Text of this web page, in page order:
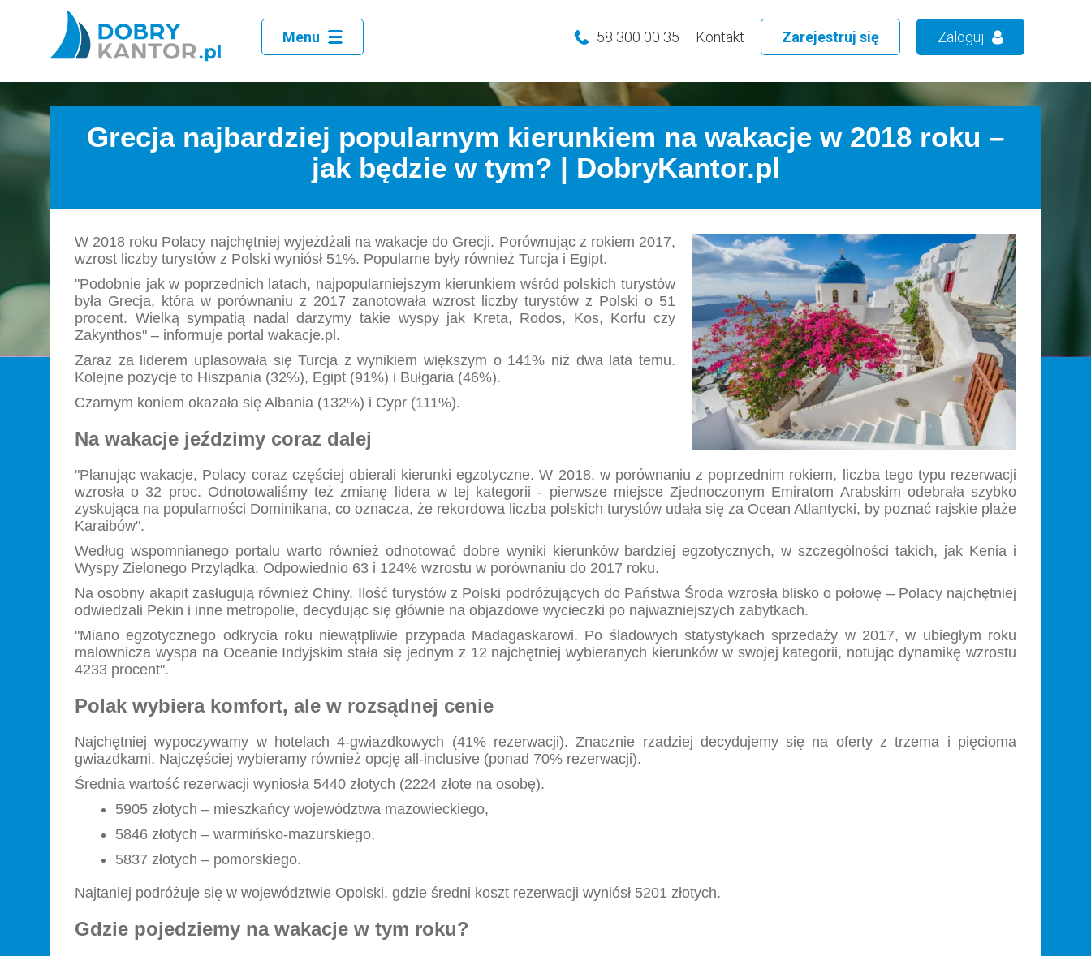
Menu 58 300 00 35 Kontakt Zarejestruj się Zaloguj
Grecja najbardziej popularnym kierunkiem na wakacje w 2018 roku –
jak będzie w tym? | DobryKantor.pl
W 2018 roku Polacy najchętniej wyjeżdżali na wakacje do Grecji. Porównując z rokiem 2017,
wzrost liczby turystów z Polski wyniósł 51%. Popularne były również Turcja i Egipt.
"Podobnie jak w poprzednich latach, najpopularniejszym kierunkiem wśród polskich turystów
była Grecja, która w porównaniu z 2017 zanotowała wzrost liczby turystów z Polski o 51
procent. Wielką sympatią nadal darzymy takie wyspy jak Kreta, Rodos, Kos, Korfu czy
Zakynthos" – informuje portal wakacje.pl.
Zaraz za liderem uplasowała się Turcja z wynikiem większym o 141% niż dwa lata temu.
Kolejne pozycje to Hiszpania (32%), Egipt (91%) i Bułgaria (46%).
Czarnym koniem okazała się Albania (132%) i Cypr (111%).
Na wakacje jeździmy coraz dalej
"Planując wakacje, Polacy coraz częściej obierali kierunki egzotyczne. W 2018, w porównaniu z poprzednim rokiem, liczba tego typu rezerwacji
wzrosła o 32 proc. Odnotowaliśmy też zmianę lidera w tej kategorii - pierwsze miejsce Zjednoczonym Emiratom Arabskim odebrała szybko
zyskująca na popularności Dominikana, co oznacza, że rekordowa liczba polskich turystów udała się za Ocean Atlantycki, by poznać rajskie plaże
Karaibów".
Według wspomnianego portalu warto również odnotować dobre wyniki kierunków bardziej egzotycznych, w szczególności takich, jak Kenia i
Wyspy Zielonego Przylądka. Odpowiednio 63 i 124% wzrostu w porównaniu do 2017 roku.
Na osobny akapit zasługują również Chiny. Ilość turystów z Polski podróżujących do Państwa Środa wzrosła blisko o połowę – Polacy najchętniej
odwiedzali Pekin i inne metropolie, decydując się głównie na objazdowe wycieczki po najważniejszych zabytkach.
"Miano egzotycznego odkrycia roku niewątpliwie przypada Madagaskarowi. Po śladowych statystykach sprzedaży w 2017, w ubiegłym roku
malownicza wyspa na Oceanie Indyjskim stała się jednym z 12 najchętniej wybieranych kierunków w swojej kategorii, notując dynamikę wzrostu
4233 procent".
Polak wybiera komfort, ale w rozsądnej cenie
Najchętniej wypoczywamy w hotelach 4-gwiazdkowych (41% rezerwacji). Znacznie rzadziej decydujemy się na oferty z trzema i pięcioma
gwiazdkami. Najczęściej wybieramy również opcję all-inclusive (ponad 70% rezerwacji).
Średnia wartość rezerwacji wyniosła 5440 złotych (2224 złote na osobę).
5905 złotych – mieszkańcy województwa mazowieckiego,
5846 złotych – warmińsko-mazurskiego,
5837 złotych – pomorskiego.
Najtaniej podróżuje się w województwie Opolski, gdzie średni koszt rezerwacji wyniósł 5201 złotych.
Gdzie pojedziemy na wakacje w tym roku?